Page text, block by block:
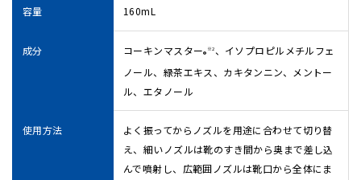
容量 160mL
成分 コーキンマスター® ※2 、イソプロピルメチルフェ
ノール、緑茶エキス、カキタンニン、メントー
ル、エタノール
使用方法
よく振ってからノズルを用途に合わせて切り替
え、細いノズルは靴のすき間から奥まで差し込
んで噴射し、広範囲ノズルは靴口から全体にま